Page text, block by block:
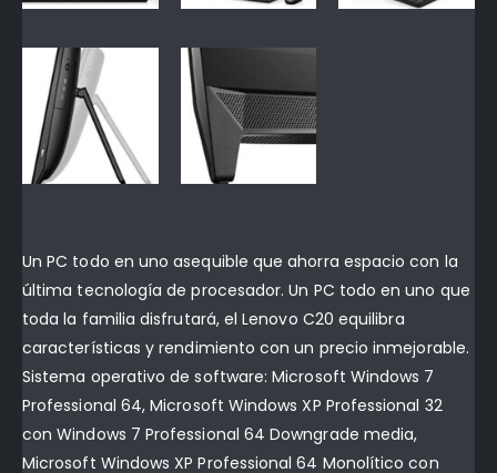
Un PC todo en uno asequible que ahorra espacio con la
última tecnología de procesador. Un PC todo en uno que
toda la familia disfrutará, el Lenovo C20 equilibra
características y rendimiento con un precio inmejorable.
Sistema operativo de software: Microsoft Windows 7
Professional 64, Microsoft Windows XP Professional 32
con Windows 7 Professional 64 Downgrade media,
Microsoft Windows XP Professional 64 Monolítico con